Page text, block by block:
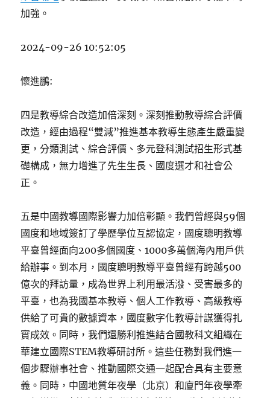
加強。
2024-09-26 10:52:05
懷進鵬:
四是教導綜合改造加倍深刻。深刻推動教導綜合評價
改造，經由過程“雙減”推進基本教導生態產生嚴重變
更，分類測試、綜合評價、多元登科測試招生形式基
礎構成，無力增進了先生生長、國度選才和社會公
正。
五是中國教導國際影響力加倍彰顯。我們曾經與59個
國度和地域簽訂了學歷學位互認協定，國度聰明教導
平臺曾經面向200多個國度、1000多萬個海內用戶供
給辦事。到本月，國度聰明教導平臺曾經有跨越500
億次的拜訪量，成為世界上利用最活潑、受害最多的
平臺，也為我國基本教導、個人工作教導、高級教導
供給了可貴的數據資本，國度數字化教導計謀獲得扎
實成效。同時，我們還勝利推進結合國教科文組織在
華建立國際STEM教導研討所。這些任務對我們進一
個步驟辦事社會、推動國際交通一起配合具有主要意
義。同時，中國地質年夜學（北京）和廈門年夜學牽